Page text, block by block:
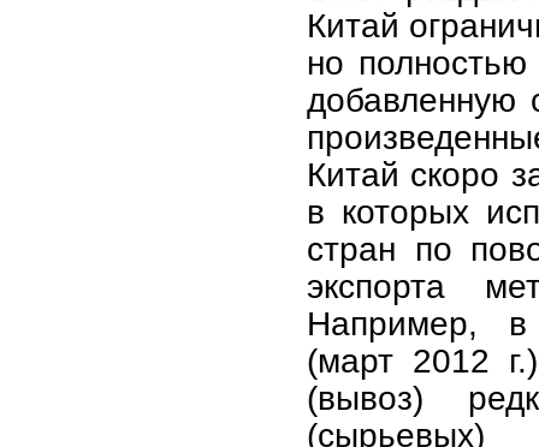
Китай
но
добавленную
Китай скоро
в которых
стран по
экспорта
Например, в
(март 2012
(вывоз)